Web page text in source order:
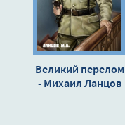
Великий перелом
- Михаил Ланцов